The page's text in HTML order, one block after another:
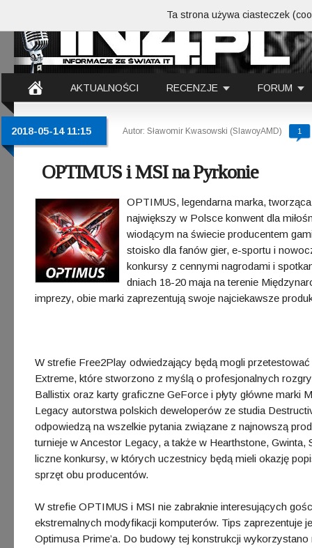
AKTUALNOŚCI RECENZJE FORUM
2018-05-14 11:15 Autor: Sławomir Kwasowski (SlawoyAMD) 1
OPTIMUS i MSI na Pyrkonie
OPTIMUS, legendarna marka,
największy w Polsce konwent dla
wiodącym na świecie producentem
stoisko dla fanów gier, e-sportu i
konkursy z cennymi nagrodami i
dniach 18-20 maja na terenie
imprezy, obie marki zaprezentują swoje najciekawsze
W strefie Free2Play odwiedzający będą mogli
Extreme, które stworzono z myślą o profesjonalnych
Ballistix oraz karty graficzne GeForce i płyty główne
Legacy autorstwa polskich deweloperów ze studia
odpowiedzą na wszelkie pytania związane z najnowszą
turnieje w Ancestor Legacy, a także w Hearthstone,
liczne konkursy, w których uczestnicy będą mieli okazję
sprzęt obu producentów.
W strefie OPTIMUS i MSI nie zabraknie interesujących
ekstremalnych modyfikacji komputerów. Tips zaprezentuje
Optimusa Prime’a. Do budowy tej konstrukcji
Ta strona używa ciasteczek